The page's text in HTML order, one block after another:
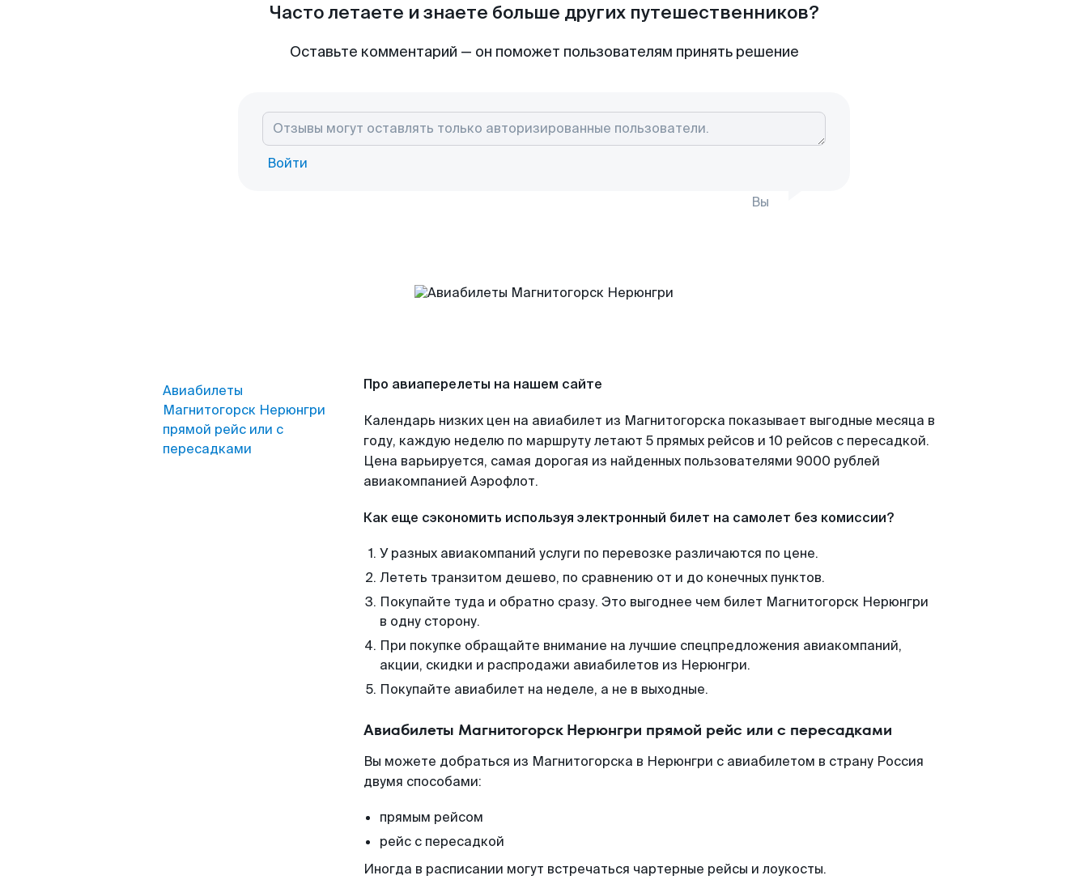
Часто летаете и знаете больше других путешественников?
Оставьте комментарий — он поможет пользователям принять решение
Войти
Вы
Авиабилеты
Магнитогорск Нерюнгри
прямой рейс или с
пересадками
Про авиаперелеты на нашем сайте
Календарь низких цен на авиабилет из Магнитогорска показывает выгодные месяца в
году, каждую неделю по маршруту летают 5 прямых рейсов и 10 рейсов с пересадкой.
Цена варьируется, самая дорогая из найденных пользователями 9000 рублей
авиакомпанией Аэрофлот.
Как еще сэкономить используя электронный билет на самолет без комиссии?
У разных авиакомпаний услуги по перевозке различаются по цене.
Лететь транзитом дешево, по сравнению от и до конечных пунктов.
Покупайте туда и обратно сразу. Это выгоднее чем билет Магнитогорск Нерюнгри
в одну сторону.
При покупке обращайте внимание на лучшие спецпредложения авиакомпаний,
акции, скидки и распродажи авиабилетов из Нерюнгри.
Покупайте авиабилет на неделе, а не в выходные.
Авиабилеты Магнитогорск Нерюнгри прямой рейс или с пересадками
Вы можете добраться из Магнитогорска в Нерюнгри с авиабилетом в страну Россия
двумя способами:
прямым рейсом
рейс с пересадкой
Иногда в расписании могут встречаться чартерные рейсы и лоукосты.